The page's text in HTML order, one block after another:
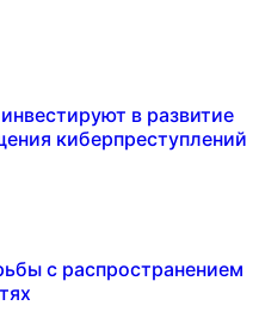
в развитие
киберпреступлений
с распространением